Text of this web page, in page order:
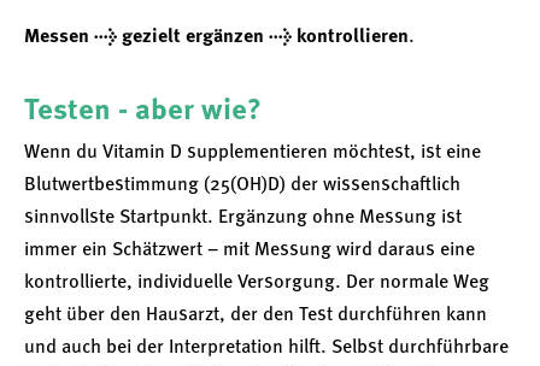
Messen → gezielt ergänzen → kontrollieren.
Testen - aber wie?
Wenn du Vitamin D supplementieren möchtest, ist eine
Blutwertbestimmung (25(OH)D) der wissenschaftlich
sinnvollste Startpunkt. Ergänzung ohne Messung ist
immer ein Schätzwert – mit Messung wird daraus eine
kontrollierte, individuelle Versorgung. Der normale Weg
geht über den Hausarzt, der den Test durchführen kann
und auch bei der Interpretation hilft. Selbst durchführbare